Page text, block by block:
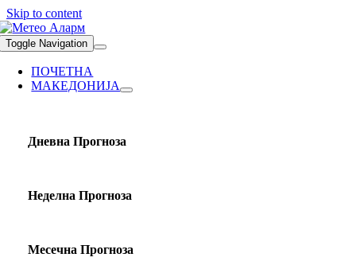
Skip to content
Toggle Navigation
ПОЧЕТНА
МАКЕДОНИЈА
Дневна Прогноза
Неделна Прогноза
Месечна Прогноза